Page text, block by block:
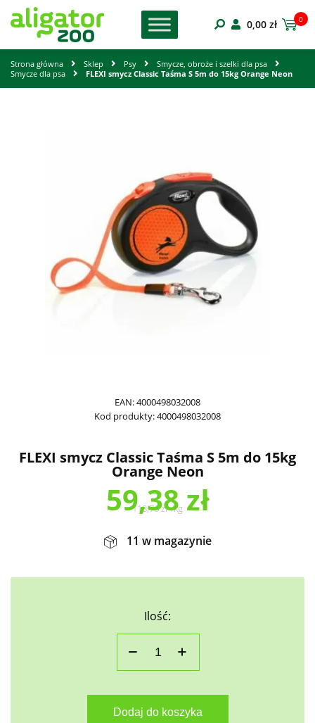
0,00 zł 0
Strona główna Sklep Psy
Smycze, obroże i szelki dla psa
Smycze dla psa
FLEXI smycz Classic Taśma S 5m do 15kg Orange Neon
EAN:4000498032008
Kod produkty:4000498032008
FLEXI smycz Classic Taśma S 5m do 15kg
Orange Neon
59,38zł
118,76zł /kg
11 w magazynie
Ilość:
Dodaj do koszyka